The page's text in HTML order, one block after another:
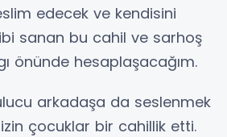
edecek ve kendisini
sanan bu cahil ve sarhoş
önünde hesaplaşacağım.
arkadaşa da seslenmek
çocuklar bir cahillik etti.